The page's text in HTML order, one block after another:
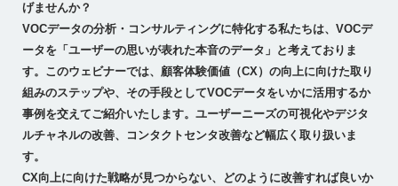
げませんか？
VOCデータの分析・コンサルティングに特化する私たちは、VOCデ
ータを「ユーザーの思いが表れた本音のデータ」と考えておりま
す。このウェビナーでは、顧客体験価値（CX）の向上に向けた取り
組みのステップや、その手段としてVOCデータをいかに活用するか
事例を交えてご紹介いたします。ユーザーニーズの可視化やデジタ
ルチャネルの改善、コンタクトセンタ改善など幅広く取り扱いま
す。
CX向上に向けた戦略が見つからない、どのように改善すれば良いか